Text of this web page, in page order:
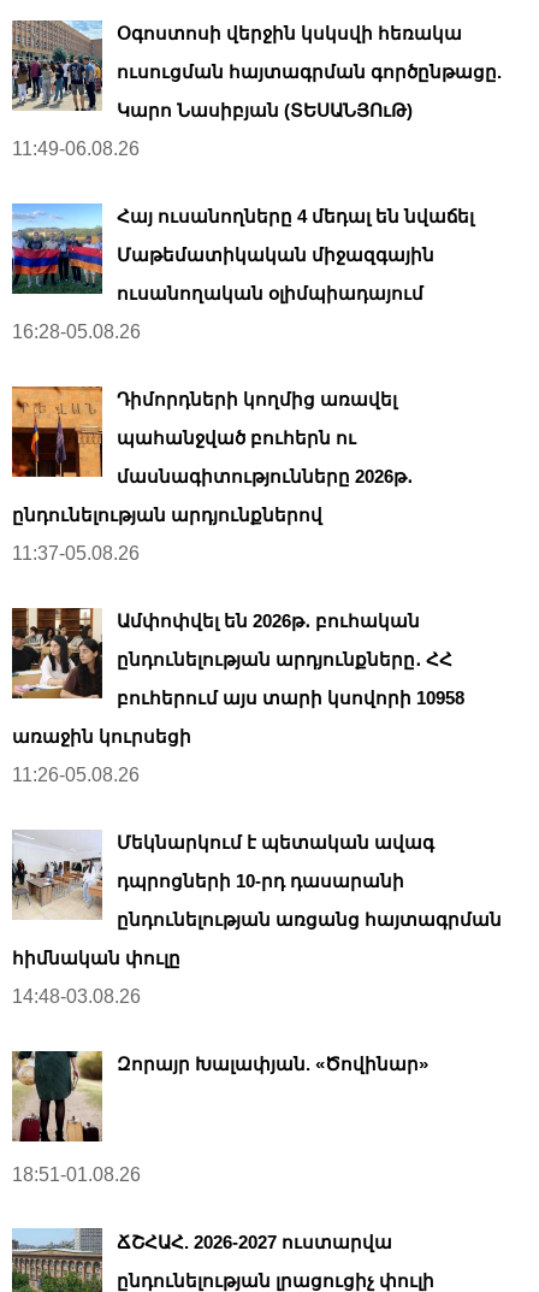
Օգոստոսի վերջին կսկսվի հեռակա
ուսուցման հայտագրման գործընթացը.
Կարո Նասիբյան (ՏԵՍԱՆՅՈւԹ)
11:49-06.08.26
Հայ ուսանողները 4 մեդալ են նվաճել
Մաթեմատիկական միջազգային
ուսանողական օլիմպիադայում
16:28-05.08.26
Դիմորդների կողմից առավել
պահանջված բուհերն ու
մասնագիտությունները 2026թ․
ընդունելության արդյունքներով
11:37-05.08.26
Ամփոփվել են 2026թ․ բուհական
ընդունելության արդյունքները․ ՀՀ
բուհերում այս տարի կսովորի 10958
առաջին կուրսեցի
11:26-05.08.26
Մեկնարկում է պետական ավագ
դպրոցների 10-րդ դասարանի
ընդունելության առցանց հայտագրման
հիմնական փուլը
14:48-03.08.26
Զորայր Խալափյան. «Ծովինար»
18:51-01.08.26
ՃՇՀԱՀ. 2026-2027 ուստարվա
ընդունելության լրացուցիչ փուլի